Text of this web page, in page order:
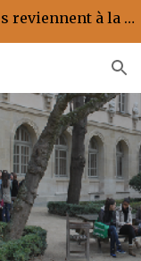
Les JDA sont en vacances, mais elles reviennent à la rentrée !